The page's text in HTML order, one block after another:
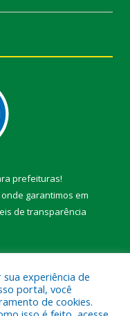
prefeituras!
garantimos em
de transparência
experiência de
portal, você
de cookies.